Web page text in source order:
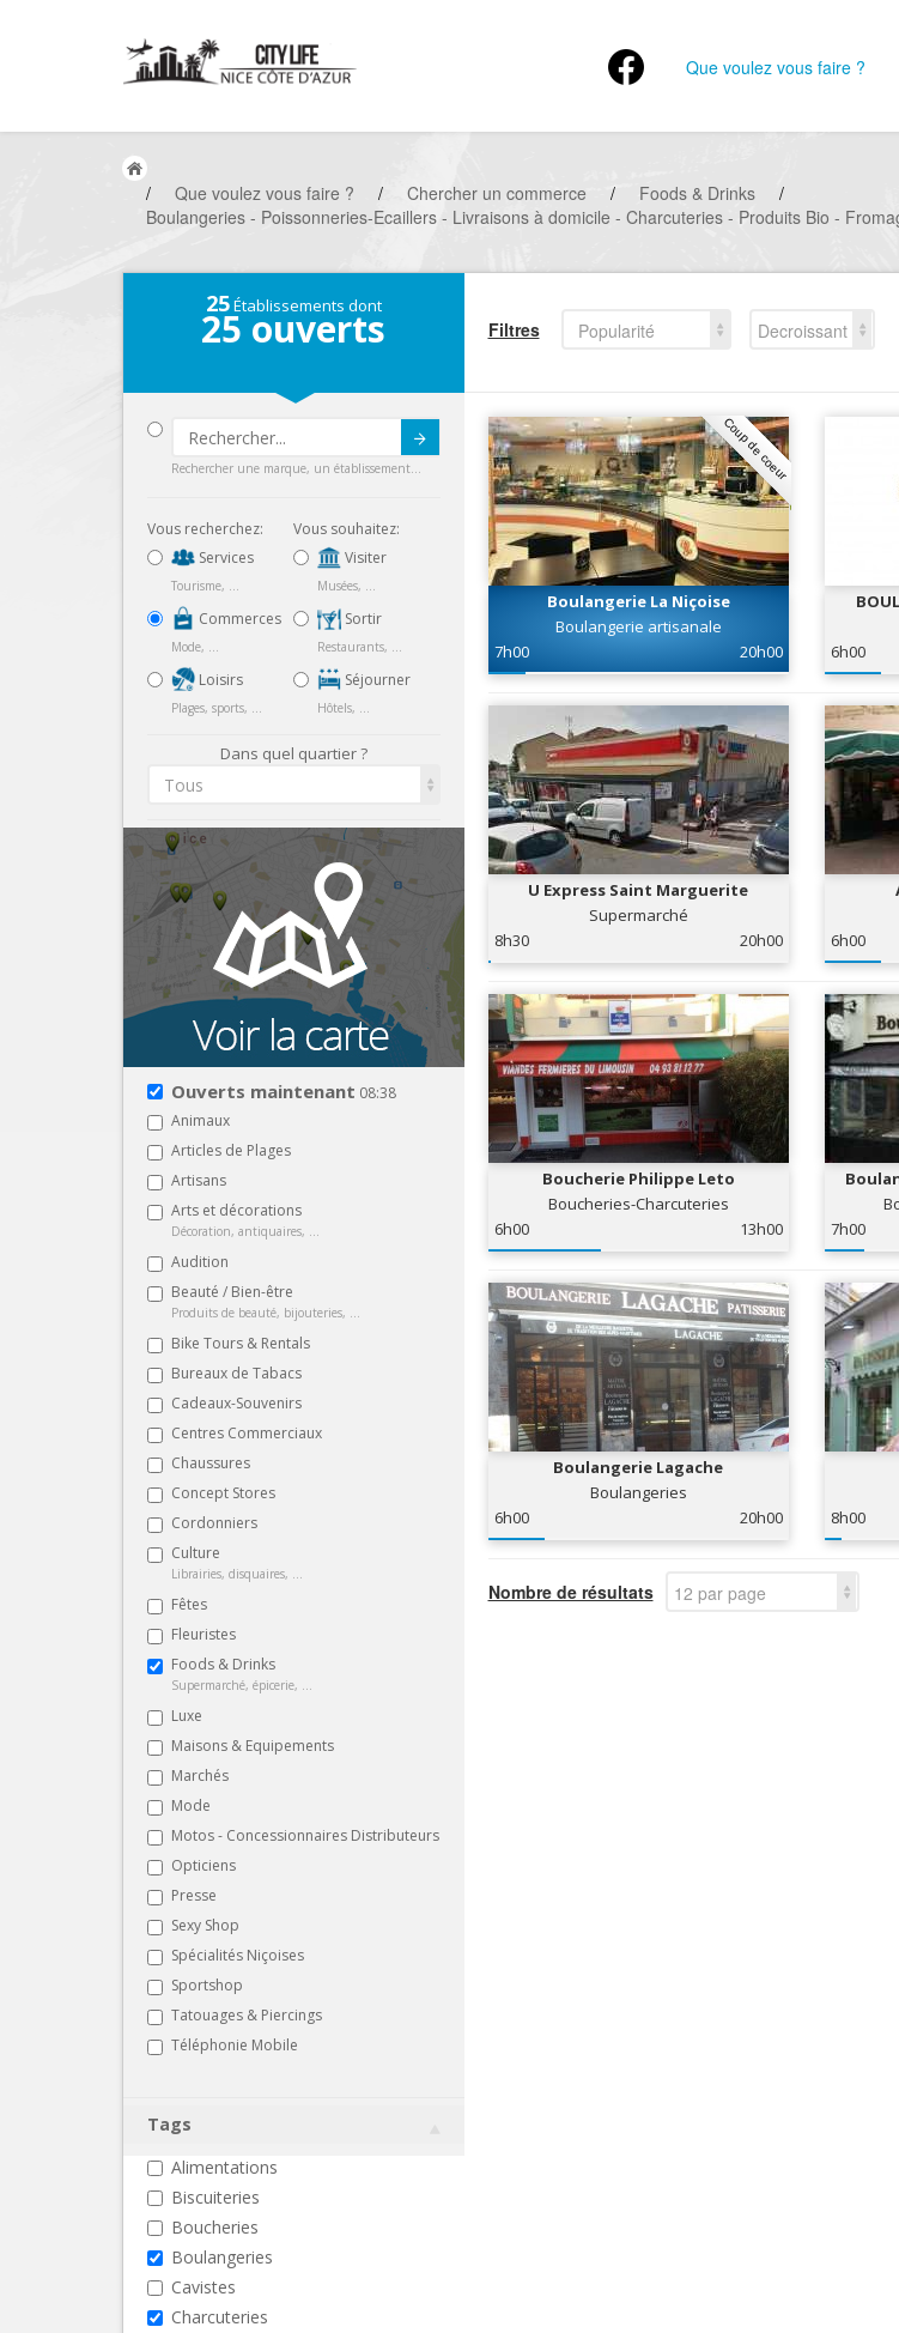
Que voulez vous faire ?
/ Que voulez vous faire ? / Chercher un commerce / Foods & Drinks
/
Boulangeries - Poissonneries-Ecaillers - Livraisons à domicile - Charcuteries - Produits Bio -
25Établissements dont
25 ouverts
Rechercher une marque, un établissement...
Vous recherchez:
Services
Tourisme, ...
Commerces
Mode, ...
Loisirs
Plages, sports, ...
Vous souhaitez:
Visiter
Musées, ...
Sortir
Restaurants, ...
Séjourner
Hôtels, ...
Dans quel quartier ?
Tous
Ouverts maintenant 08:38
Animaux
Articles de Plages
Artisans
Arts et décorations
Décoration, antiquaires, ...
Audition
Beauté / Bien-être
Produits de beauté, bijouteries, ...
Bike Tours & Rentals
Bureaux de Tabacs
Cadeaux-Souvenirs
Centres Commerciaux
Chaussures
Concept Stores
Cordonniers
Culture
Librairies, disquaires, ...
Fêtes
Fleuristes
Foods & Drinks
Supermarché, épicerie, ...
Luxe
Maisons & Equipements
Marchés
Mode
Motos - Concessionnaires Distributeurs
Opticiens
Presse
Sexy Shop
Spécialités Niçoises
Sportshop
Tatouages & Piercings
Téléphonie Mobile
Tags
Alimentations
Biscuiteries
Boucheries
Boulangeries
Cavistes
Charcuteries
Filtres Popularité
Decroissant
Coup de coeur
Boulangerie La Niçoise
Boulangerie artisanale
7h00
20h00
6h00
U Express Saint Marguerite
Supermarché
8h30
20h00
6h00
Boucherie Philippe Leto
Boucheries-Charcuteries
6h00
13h00
7h00
Boulangerie Lagache
Boulangeries
6h00
20h00
8h00
Nombre de résultats 12 par page